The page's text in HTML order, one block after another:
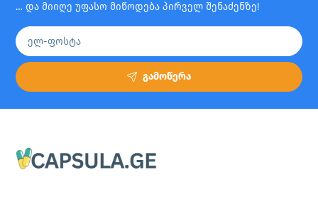
… და მიიღე უფასო მიწოდება პირველ შენაძენზე!
გამოწერა